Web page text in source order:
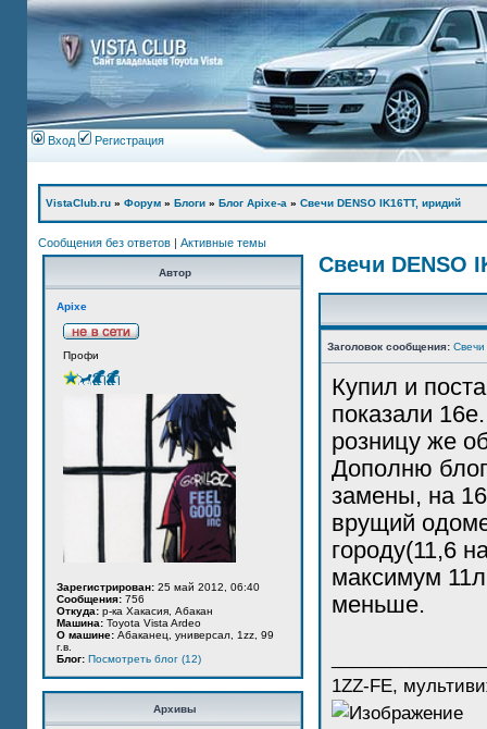
Вход Регистрация
VistaClub.ru » Форум » Блоги » Блог Apixe-а » Свечи DENSO IK16TT, иридий
Сообщения без ответов | Активные темы
Автор
Apixe
Профи
Зарегистрирован: 25 май 2012, 06:40
Сообщения: 756
Откуда: р-ка Хакасия, Абакан
Машина: Toyota Vista Ardeo
О машине: Абаканец, универсал, 1zz, 99
г.в.
Блог: Посмотреть блог (12)
Архивы
Свечи DENSO
Заголовок сообщения: Свечи
Купил и
показали
розницу же
Дополню
замены, на
врущий
городу(11,6
максимум
меньше.
1ZZ-FE,